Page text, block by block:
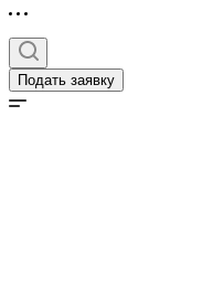
Подать заявку